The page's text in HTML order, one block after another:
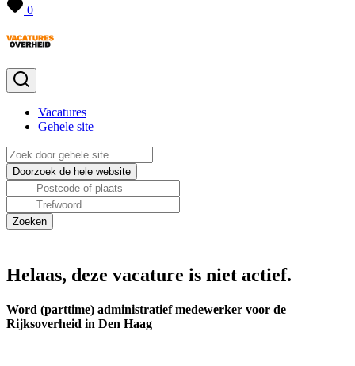
0
Vacatures
Gehele site
Helaas, deze vacature is niet actief.
Word (parttime) administratief medewerker voor de
Rijksoverheid in Den Haag